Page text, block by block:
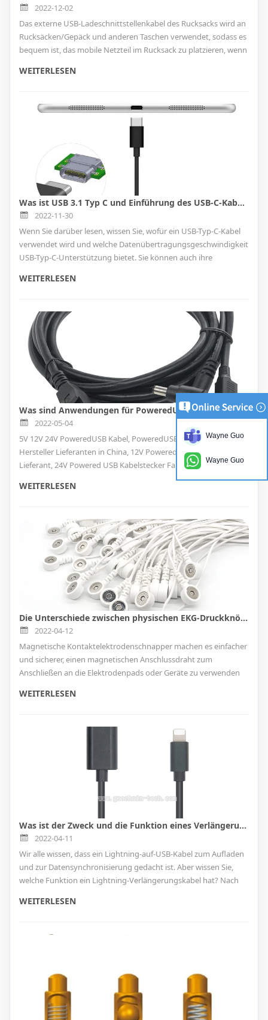
2022-12-02
Das externe USB-Ladeschnittstellenkabel des Rucksacks wird an
Rucksäcken/Gepäck und anderen Taschen verwendet, sodass es
bequem ist, das mobile Netzteil im Rucksack zu platzieren, wenn
halten. An beiden Enden der USB-Ladeschnittstelle befinden sich
mobilen Stromversorgung bzw. dem elektronischen Gerät
verbunden, und dann kann das Aufladen durchgeführt werden.
Es wird die normale Verwendung des elektronischen Geräts
überhaupt nicht beeinträchtigen, was sehr bequem und
praktisch ist.
WEITERLESEN
Was ist USB 3.1 Typ C und Einführung des USB-C-Kabelkabels
2022-11-30
Wenn Sie darüber lesen, wissen Sie, wofür ein USB-Typ-C-Kabel
verwendet wird und welche Datenübertragungsgeschwindigkeit
USB-Typ-C-Unterstützung bietet. Sie können auch ihre
WEITERLESEN
Was sind Anwendungen für PoweredUSB und Powered USB Cable?
2022-05-04
5V 12V 24V PoweredUSB Kabel, PoweredUSB Kabelfabrik
Hersteller Lieferanten in China, 12V PoweredUSB Stecker
Lieferant, 24V Powered USB Kabelstecker Fabrik, Hersteller von
WEITERLESEN
Die Unterschiede zwischen physischen EKG-Druckknöpfen und magnetischen EKG-Druckknöpfen für Elektrodenkabel
2022-04-12
Magnetische Kontaktelektrodenschnapper machen es einfacher
und sicherer, einen magnetischen Anschlussdraht zum
Anschließen an die Elektrodenpads oder Geräte zu verwenden
WEITERLESEN
Was ist der Zweck und die Funktion eines Verlängerungskabels von Lightning-Stecker auf Lightning-Buchse?
2022-04-11
Wir alle wissen, dass ein Lightning-auf-USB-Kabel zum Aufladen
und zur Datensynchronisierung gedacht ist. Aber wissen Sie,
welche Funktion ein Lightning-Verlängerungskabel hat? Nach
Verlängerungskabel bauen und welchen Zweck und welche
WEITERLESEN
Wayne Guo
Wayne Guo